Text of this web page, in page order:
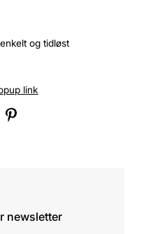
og tidløst
link
newsletter